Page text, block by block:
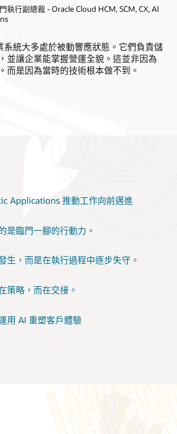
執行副總裁 - Oracle Cloud HCM, SCM, CX, AI
系統大多處於被動響應狀態。它們負責儲
並讓企業能掌握營運全貌。這並非因為
而是因為當時的技術根本做不到。
Applications 推動工作向前邁進
是臨門一腳的行動力。
生，而是在執行過程中逐步失守。
策略，而在交接。
用 AI 重塑客戶體驗